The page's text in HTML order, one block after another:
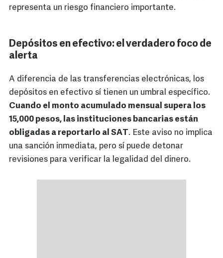
representa un riesgo financiero importante.
Depósitos en efectivo: el verdadero foco de
alerta
A diferencia de las transferencias electrónicas, los
depósitos en efectivo sí tienen un umbral específico.
Cuando el monto acumulado mensual supera los
15,000 pesos, las instituciones bancarias están
obligadas a reportarlo al SAT. Este aviso no implica
una sanción inmediata, pero sí puede detonar
revisiones para verificar la legalidad del dinero.